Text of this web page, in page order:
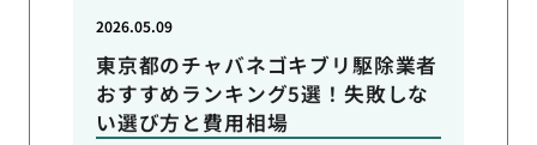
東京都のチャバネゴキブリ駆除業者
おすすめランキング5選！失敗しな
い選び方と費用相場
2026.05.09